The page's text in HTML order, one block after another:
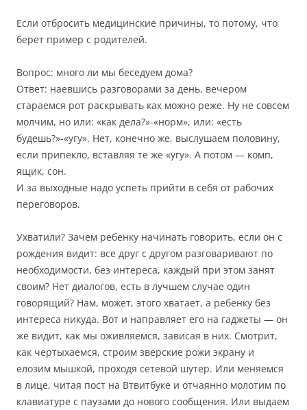
Если отбросить медицинские причины, то потому, что
берет пример с родителей.
Вопрос: много ли мы беседуем дома?
Ответ: наевшись разговорами за день, вечером
стараемся рот раскрывать как можно реже. Ну не совсем
молчим, но или: «как дела?»-«норм», или: «есть
будешь?»-«угу». Нет, конечно же, выслушаем половину,
если припекло, вставляя те же «угу». А потом — комп,
ящик, сон.
И за выходные надо успеть прийти в себя от рабочих
переговоров.
Ухватили? Зачем ребенку начинать говорить, если он с
рождения видит: все друг с другом разговаривают по
необходимости, без интереса, каждый при этом занят
своим? Нет диалогов, есть в лучшем случае один
говорящий? Нам, может, этого хватает, а ребенку без
интереса никуда. Вот и направляет его на гаджеты — он
же видит, как мы оживляемся, зависая в них. Смотрит,
как чертыхаемся, строим зверские рожи экрану и
елозим мышкой, проходя сетевой шутер. Или меняемся
в лице, читая пост на Втвитбуке и отчаянно молотим по
клавиатуре с паузами до нового сообщения. Или выдаем